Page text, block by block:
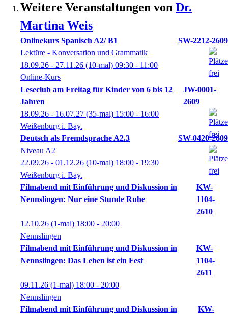
Weitere Veranstaltungen von Dr.
Martina Weis
Onlinekurs Spanisch A2/ B1
SW-2212-2609
Lektüre - Konversation und Grammatik
18.09.26 - 27.11.26 (10-mal) 09:30 - 11:00
Online-Kurs
Leseclub am Freitag für Kinder von 6 bis 12
Jahren
JW-0001-
2609
18.09.26 - 16.07.27 (35-mal) 15:00 - 16:00
Weißenburg i. Bay.
Deutsch als Fremdsprache A2.3
SW-0420-2609
Niveau A2
22.09.26 - 01.12.26 (10-mal) 18:00 - 19:30
Weißenburg i. Bay.
Filmabend mit Einführung und Diskussion in
Nennslingen: Nur eine Stunde Ruhe
KW-
1104-
2610
12.10.26 (1-mal) 18:00 - 20:00
Nennslingen
Filmabend mit Einführung und Diskussion in
Nennslingen: Das Leben ist ein Fest
KW-
1104-
2611
09.11.26 (1-mal) 18:00 - 20:00
Nennslingen
Filmabend mit Einführung und Diskussion in
KW-